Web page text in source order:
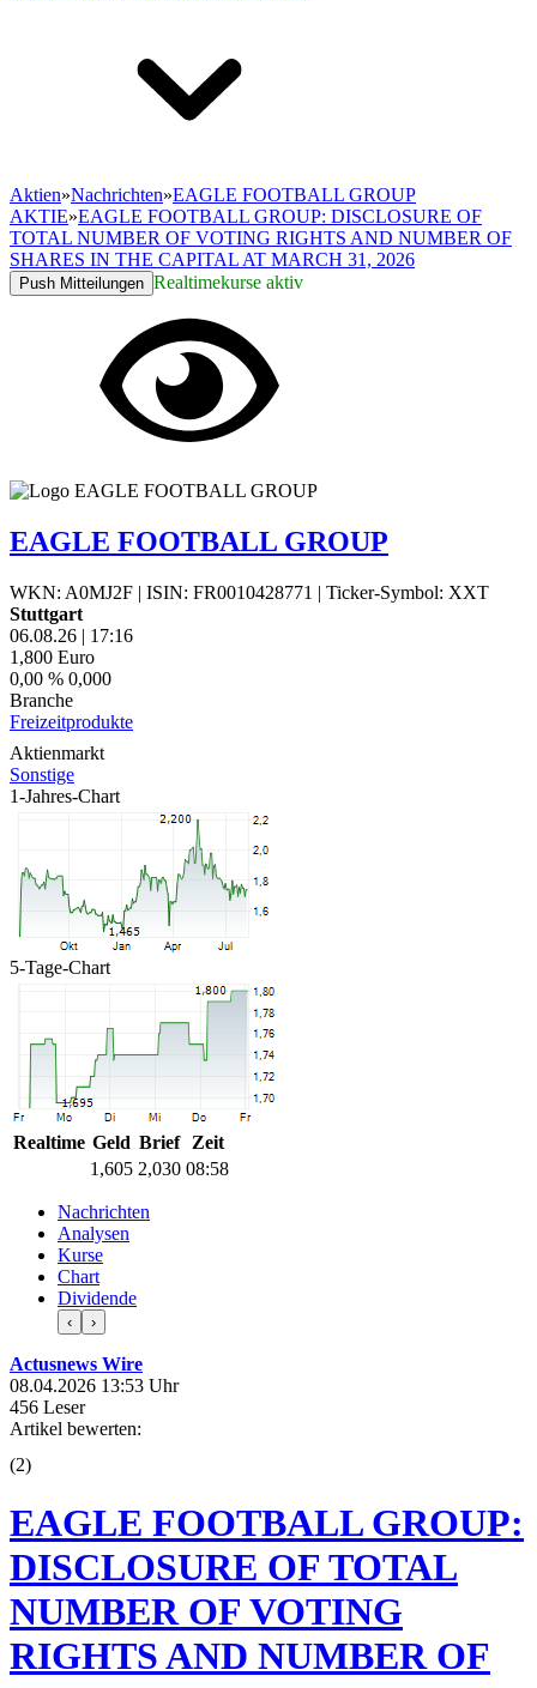
Aktien»Nachrichten»EAGLE FOOTBALL GROUP
AKTIE»EAGLE FOOTBALL GROUP: DISCLOSURE OF
TOTAL NUMBER OF VOTING RIGHTS AND NUMBER OF
SHARES IN THE CAPITAL AT MARCH 31, 2026
Push Mitteilungen Realtimekurse aktiv
EAGLE FOOTBALL GROUP
WKN: A0MJ2F | ISIN: FR0010428771 | Ticker-Symbol: XXT
Stuttgart
06.08.26 | 17:16
1,800 Euro
0,00 % 0,000
Branche
Freizeitprodukte
Aktienmarkt
Sonstige
1-Jahres-Chart
5-Tage-Chart
Realtime Geld Brief
Zeit
1,605 2,030 08:58
Nachrichten
Analysen
Kurse
Chart
Dividende
‹ ›
Actusnews Wire
08.04.2026 13:53 Uhr
456 Leser
Artikel bewerten:
(2)
EAGLE FOOTBALL GROUP:
DISCLOSURE OF TOTAL
NUMBER OF VOTING
RIGHTS AND NUMBER OF